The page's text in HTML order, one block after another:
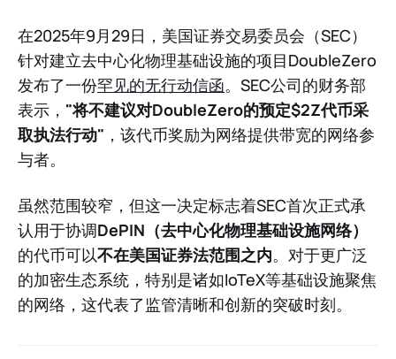
在2025年9月29日，美国证券交易委员会（SEC）
针对建立去中心化物理基础设施的项目DoubleZero
发布了一份罕见的无行动信函。SEC公司的财务部
表示， "将不建议对DoubleZero的预定$2Z代币采
取执法行动" ，该代币奖励为网络提供带宽的网络参
与者。
虽然范围较窄，但这一决定标志着SEC首次正式承
认用于协调DePIN（去中心化物理基础设施网络）
的代币可以不在美国证券法范围之内。对于更广泛
的加密生态系统，特别是诸如IoTeX等基础设施聚焦
的网络，这代表了监管清晰和创新的突破时刻。